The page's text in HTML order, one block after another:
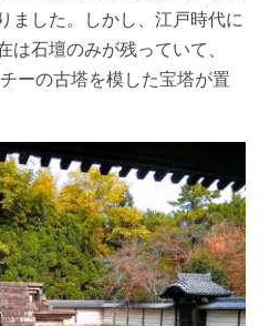
ました。しかし、江戸時代に
は石壇のみが残っていて、
ーの古塔を模した宝塔が置